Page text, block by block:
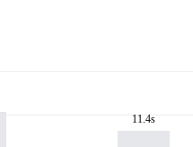
11.4s